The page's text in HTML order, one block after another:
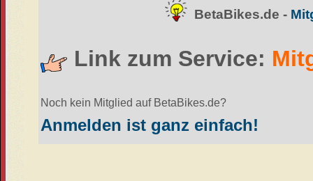
BetaBikes.de -
Link zum Service:
Noch kein Mitglied auf BetaBikes.de?
Anmelden ist ganz einfach!